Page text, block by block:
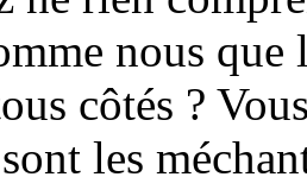
nous
côtés ?
les